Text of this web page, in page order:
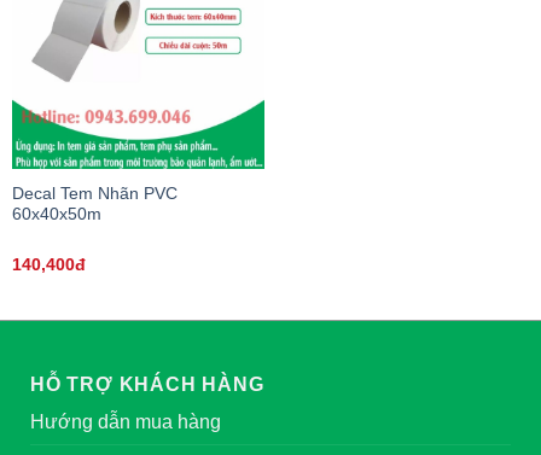
Decal Tem Nhãn PVC
60x40x50m
140,400đ
HỖ TRỢ KHÁCH HÀNG
Hướng dẫn mua hàng